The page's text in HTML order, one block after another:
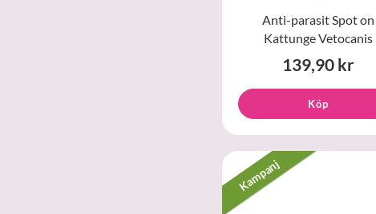
Anti-parasit Spot on
Kattunge Vetocanis
139,90 kr
Köp
Kampanj